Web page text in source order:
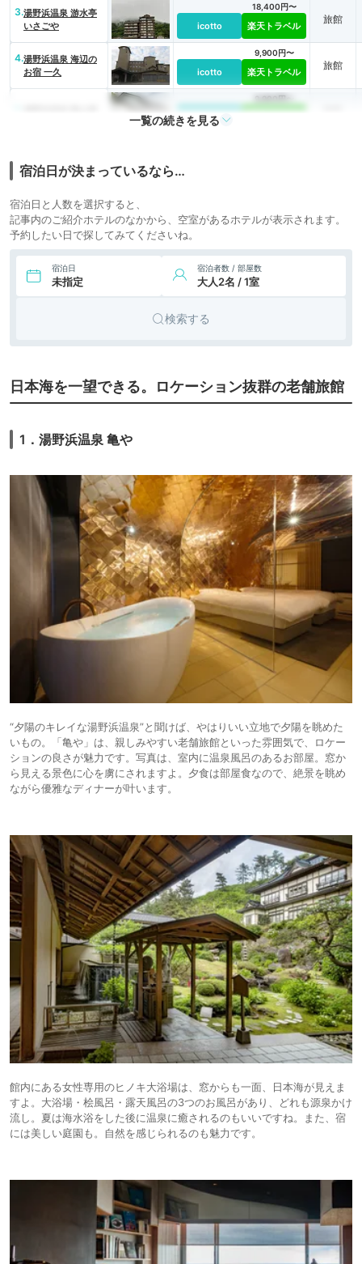
3.湯野浜温泉 游水亭
いさごや
icotto
18,400円〜
楽天トラベル
旅館
4.湯野浜温泉 海辺の
お宿 一久
icotto
9,900円〜
楽天トラベル
旅館
icotto
9,900円〜
一覧の続きを見る
宿泊日が決まっているなら…
宿泊日と人数を選択すると、
記事内のご紹介ホテルのなかから、空室があるホテルが表示されます。
予約したい日で探してみてくださいね。
宿泊日
未指定
宿泊者数 / 部屋数
大人2名 / 1室
検索する
日本海を一望できる。ロケーション抜群の老舗旅館
1．湯野浜温泉 亀や
“夕陽のキレイな湯野浜温泉”と聞けば、やはりいい立地で夕陽を眺めた
いもの。「亀や」は、親しみやすい老舗旅館といった雰囲気で、ロケー
ションの良さが魅力です。写真は、室内に温泉風呂のあるお部屋。窓か
ら見える景色に心を虜にされますよ。夕食は部屋食なので、絶景を眺め
ながら優雅なディナーが叶います。
館内にある女性専用のヒノキ大浴場は、窓からも一面、日本海が見えま
すよ。大浴場・桧風呂・露天風呂の3つのお風呂があり、どれも源泉かけ
流し。夏は海水浴をした後に温泉に癒されるのもいいですね。また、宿
には美しい庭園も。自然を感じられるのも魅力です。